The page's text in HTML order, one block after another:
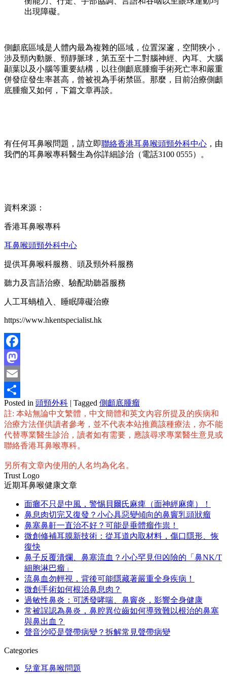
出現障礙。
側顱底區域是人體內最為複雜的區域，位置深邃，空間狹小，
涉及頸內動脈、頸靜脈球，第五至十二對腦神經、內耳、大腦
顳葉以及小腦等重要結構，以往側顱底腫瘤手術死亡率和嚴重
併發症發生率甚高，曾被視為手術禁區。那麼，目前治療側顱
底腫瘤又如何，下篇文章再談。
有任何耳鼻喉問題，請立即聯絡香港耳鼻喉頭頸外科中心 ，由
我們的耳鼻喉專科醫生為你詳細診治（電話3100 0555）。
資料來源：
香港耳鼻喉專科
耳鼻喉頭頸外科中心
提供耳鼻喉科服務、頭及頸外科服務
聽力及言語治療、驗配助聽器服務
人工耳蝸植入、睡眠障礙治療
https://www.hkentspecialist.hk
Facebook
Mastodon
Email
分
享
Posted in 頭頸外科 | Tagged 側顱底腫瘤
註: 本站無論中文繁體，中文簡體和英文內容所提及的疾病和
治療方法僅供讀者參考，並不代表本站推薦該種療法，亦不能
代替專業醫生診治，讀者如有需要，應該尋求專業醫生意見或
聯絡香港耳鼻喉專科。
另所有文章內使用的人名均為化名。
Trust Logo
近期耳鼻喉健康文章
面癱不只是中風，警惕貝爾氏麻痺（面神經麻痺）！
鼻息肉切完又復發？小心具惡變傾向的鼻竇乳頭狀瘤
鼻塞鼻鼾一直治不好？可能是垂體瘤作祟！
微創修補耳膜新技術：從耳道內取材料，傷口隱形、恢
復快
鼻子反覆潰爛、鼻塞流血？小心罕見但凶險的「鼻NK/T
細胞淋巴瘤」
流鼻血勿輕視，背後可能隱藏著嚴重全身疾病！
微創手術如何根治鼻息肉？
過敏性鼻炎：可誘發哮喘、鼻竇炎，影響全身健康
常被誤認為鼻炎，鼻腔異位齒如何導致難以根治的鼻塞
與鼻出血？
聲音沙啞是聲帶病變？拆解常見聲帶病變
Categories
兒童耳鼻喉問題